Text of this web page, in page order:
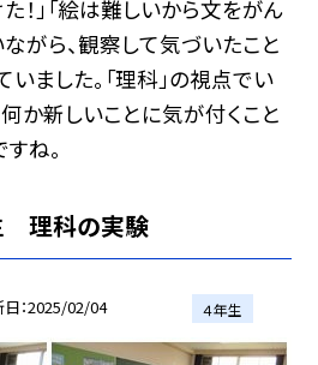
！」「絵は難しいから文をがん
がら、観察して気づいたこと
ました。「理科」の視点でい
か新しいことに気が付くこと
ね。
生 理科の実験
日 2025/02/04 ４年生